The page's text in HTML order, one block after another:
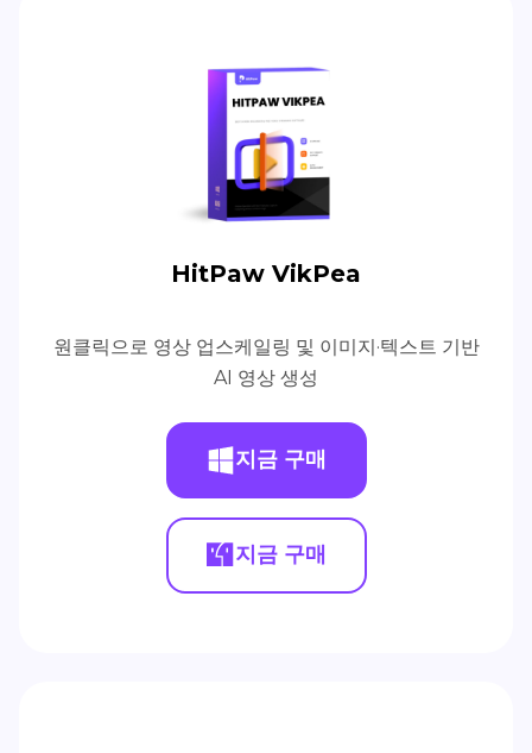
HitPaw VikPea
원클릭으로 영상 업스케일링 및 이미지·텍스트 기반
AI 영상 생성
지금 구매
지금 구매